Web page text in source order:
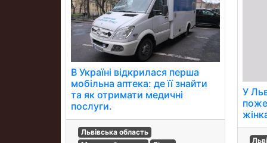
В Україні відкрилася перша
мобільна аптека: де її знайти
та як отримати медичні
послуги.
Львівська область
У